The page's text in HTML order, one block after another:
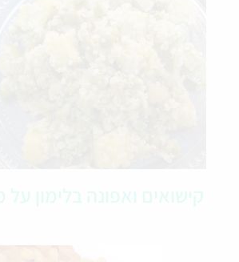
קישואים ואפונה בלימון